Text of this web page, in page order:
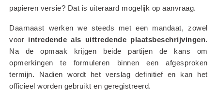
papieren versie? Dat is uiteraard mogelijk op aanvraag.
Daarnaast werken we steeds met een mandaat, zowel
voor intredende als uittredende plaatsbeschrijvingen.
Na de opmaak krijgen beide partijen de kans om
opmerkingen te formuleren binnen een afgesproken
termijn. Nadien wordt het verslag definitief en kan het
officieel worden gebruikt en geregistreerd.